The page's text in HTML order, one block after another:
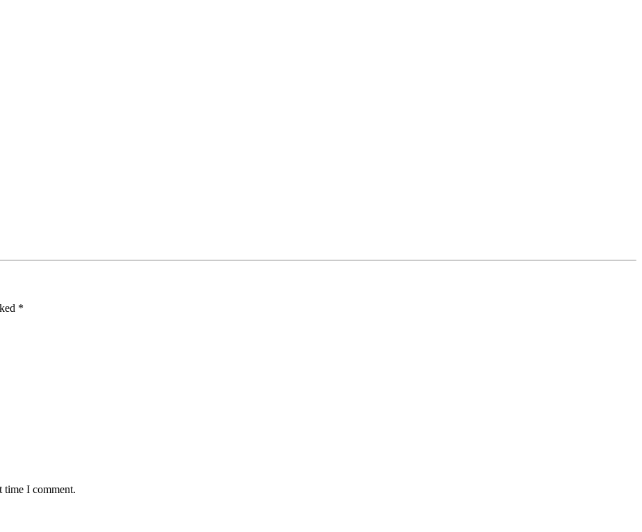
*
time I comment.